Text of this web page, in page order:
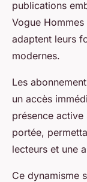
publications
Vogue
adaptent leurs
modernes.
Les
un accès
présence
portée,
lecteurs et une
Ce dynamisme